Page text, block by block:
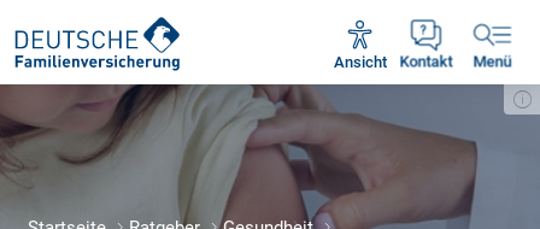
Kontakt
Ansicht Menü
Mo - Fr 09:00 - 18:30 Uhr